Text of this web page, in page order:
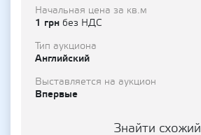
Начальная цена за кв.м
1 грн без НДС
Тип аукциона
Английский
Выставляется на аукцион
Впервые
Знайти схожий